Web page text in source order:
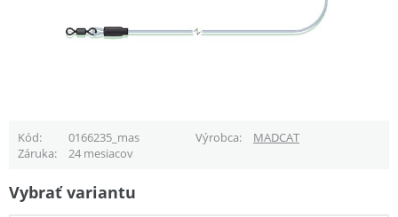
Kód 0166235_mas Výrobca
MADCAT
Záruka
24 mesiacov
Vybrať variantu